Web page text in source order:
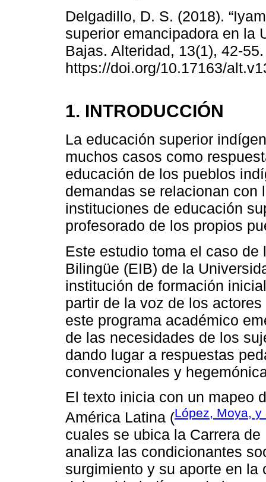
Delgadillo, D. S. (2018).
superior emancipadora en la
Bajas. Alteridad, 13(1), 42-55.
https://doi.org/10.17163/
1. INTRODUCCIÓN
La educación superior
muchos casos como
educación de los pueblos
demandas se relacionan con
instituciones de educación
profesorado de los propios
Este estudio toma el caso
Bilingüe (EIB) de la
institución de formación
partir de la voz de los
este programa académico
de las necesidades de los
dando lugar a respuestas
convencionales y
El texto inicia con un mapeo
América Latina (López, Moya, y
cuales se ubica la Carrera
analiza las condicionantes
surgimiento y su aporte en